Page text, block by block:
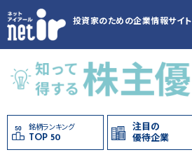
投資家のための企業情報サイト
銘柄ランキング
TOP 50
注目の
優待企業